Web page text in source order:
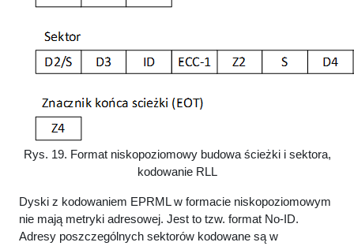
Rys. 19. Format niskopoziomowy budowa ścieżki i sektora,
kodowanie RLL
Dyski z kodowaniem EPRML w formacie niskopoziomowym
nie mają metryki adresowej. Jest to tzw. format No-ID.
Adresy poszczególnych sektorów kodowane są w